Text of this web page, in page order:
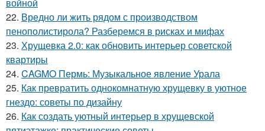
22. Вредно ли жить рядом с производством
пенополистирола? Разберемся в рисках и мифах
23. Хрущевка 2.0: как обновить интерьер советской
квартиры
24. CAGMO Пермь: Музыкальное явление Урала
25. Как превратить однокомнатную хрущевку в уютное
гнездо: советы по дизайну
26. Как создать уютный интерьер в хрущевской